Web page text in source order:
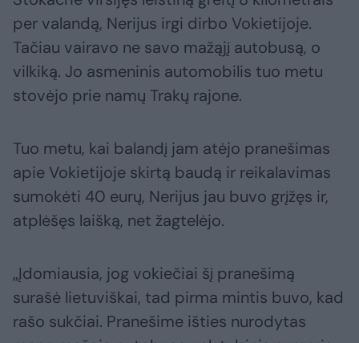
per valandą, Nerijus irgi dirbo Vokietijoje.
Tačiau vairavo ne savo mažąjį autobusą, o
vilkiką. Jo asmeninis automobilis tuo metu
stovėjo prie namų Trakų rajone.
Tuo metu, kai balandį jam atėjo pranešimas
apie Vokietijoje skirtą baudą ir reikalavimas
sumokėti 40 eurų, Nerijus jau buvo grįžęs ir,
atplėšęs laišką, net žagtelėjo.
„Įdomiausia, jog vokiečiai šį pranešimą
surašė lietuviškai, tad pirma mintis buvo, kad
rašo sukčiai. Pranešime išties nurodytas